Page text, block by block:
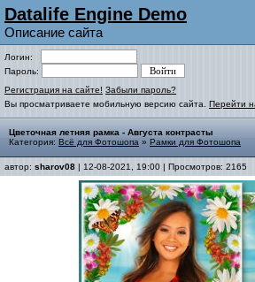
Datalife Engine Demo
Описание сайта
Логин:
Пароль:
Регистрация на сайте! Забыли пароль?
Вы просматриваете мобильную версию сайта. Перейти
Цветочная летняя рамка - Августа контрасты
Категория: Всё для Фотошопа » Рамки для Фотошопа
автор: sharov08 | 12-08-2021, 19:00 | Просмотров: 2165